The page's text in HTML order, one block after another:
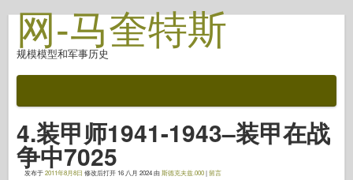
网-马奎特斯
规模模型和军事历史
战斗后
自动对焦武器
盟军轴
4.装甲师1941-1943–装甲在战
争中7025
发布于2011年8月8日 修改后打开 16 八月 2024由斯德克夫兹.000|留言